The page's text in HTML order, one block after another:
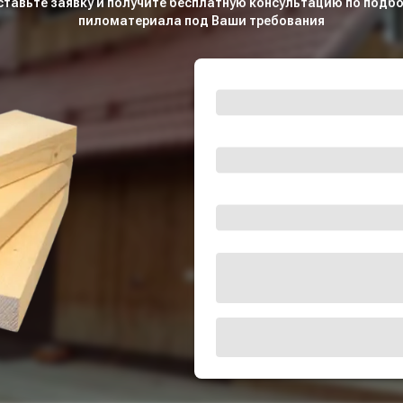
пиломатериала под Ваши требования